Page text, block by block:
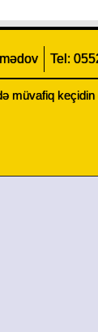
Tel:
müvafiq keçidin